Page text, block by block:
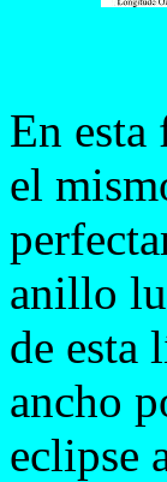
En esta
el
anillo
de esta
ancho
eclipse